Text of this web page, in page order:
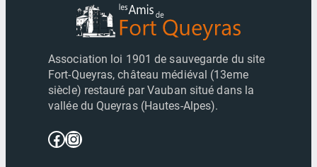
Association loi 1901 de sauvegarde du site
Fort-Queyras, château médiéval (13eme
siècle) restauré par Vauban situé dans la
vallée du Queyras (Hautes-Alpes).
Facebook Instagram